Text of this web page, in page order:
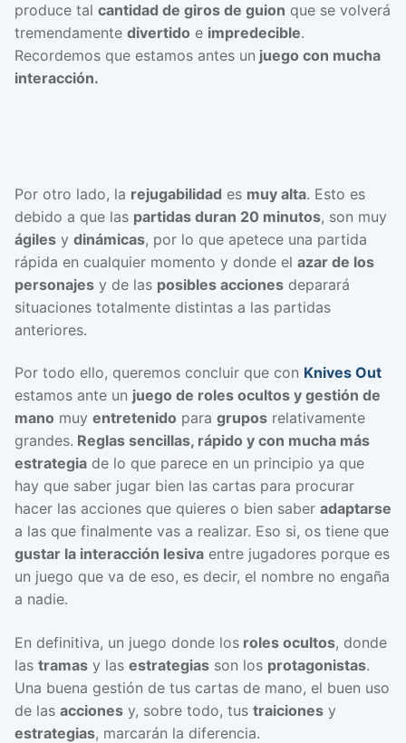
produce tal cantidad de giros de guion que se volverá
tremendamente divertido e impredecible.
Recordemos que estamos antes un juego con mucha
interacción.
Por otro lado, la rejugabilidad es muy alta. Esto es
debido a que las partidas duran 20 minutos, son muy
ágiles y dinámicas, por lo que apetece una partida
rápida en cualquier momento y donde el azar de los
personajes y de las posibles acciones deparará
situaciones totalmente distintas a las partidas
anteriores.
Por todo ello, queremos concluir que con Knives Out
estamos ante un juego de roles ocultos y gestión de
mano muy entretenido para grupos relativamente
grandes. Reglas sencillas, rápido y con mucha más
estrategia de lo que parece en un principio ya que
hay que saber jugar bien las cartas para procurar
hacer las acciones que quieres o bien saber adaptarse
a las que finalmente vas a realizar. Eso si, os tiene que
gustar la interacción lesiva entre jugadores porque es
un juego que va de eso, es decir, el nombre no engaña
a nadie.
En definitiva, un juego donde los roles ocultos, donde
las tramas y las estrategias son los protagonistas.
Una buena gestión de tus cartas de mano, el buen uso
de las acciones y, sobre todo, tus traiciones y
estrategias, marcarán la diferencia.